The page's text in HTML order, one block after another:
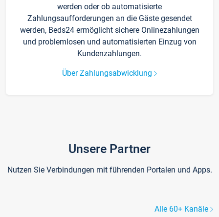
werden oder ob automatisierte
Zahlungsaufforderungen an die Gäste gesendet
werden, Beds24 ermöglicht sichere Onlinezahlungen
und problemlosen und automatisierten Einzug von
Kundenzahlungen.
Über Zahlungsabwicklung
Unsere Partner
Nutzen Sie Verbindungen mit führenden Portalen und Apps.
Alle 60+ Kanäle